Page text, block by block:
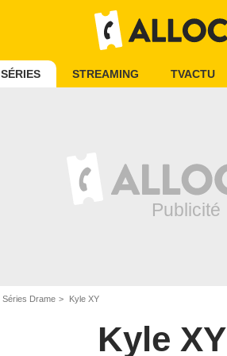
SÉRIES STREAMING TVACTU
Séries Drame Kyle XY
Kyle XY